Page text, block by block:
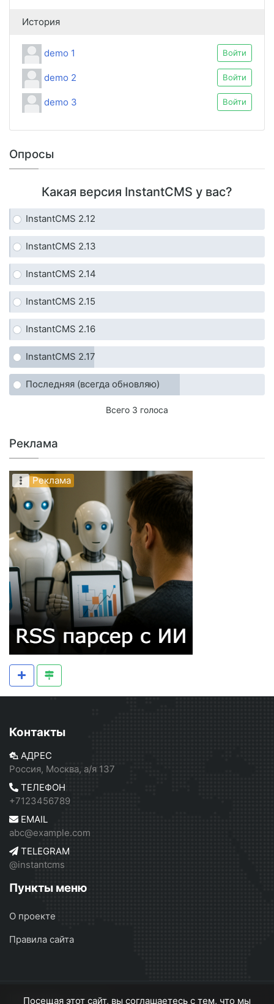
История
demo 1 Войти
demo 2 Войти
demo 3 Войти
Опросы
Какая версия InstantCMS у вас?
InstantCMS 2.12
InstantCMS 2.13
InstantCMS 2.14
InstantCMS 2.15
InstantCMS 2.16
InstantCMS 2.17
Последняя (всегда обновляю)
Всего 3 голоса
Реклама
Реклама
Контакты
АДРЕС
Россия, Москва, а/я 137
ТЕЛЕФОН
+7123456789
EMAIL
abc@example.com
TELEGRAM
@instantcms
Пункты меню
О проекте
Правила сайта
InstantCMS 2 © 2026
Посещая этот сайт, вы соглашаетесь с тем, что мы